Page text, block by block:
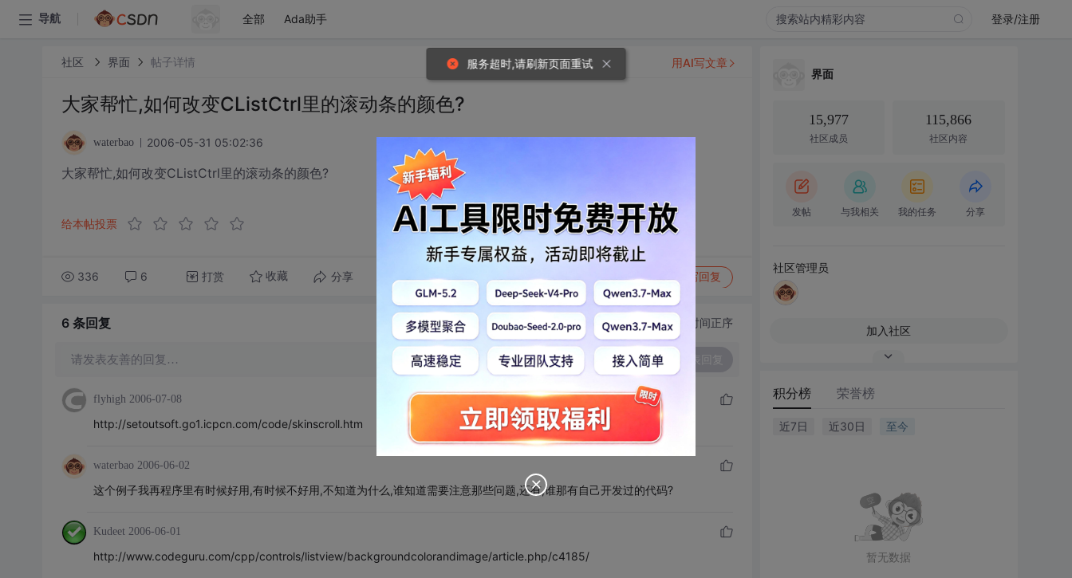
导航 全部 Ada助手 登录/注册
社区 界面 帖子详情
大家帮忙,如何改变CListCtrl里的滚动条的颜色?
waterbao 2006-05-31 05:02:36
大家帮忙,如何改变CListCtrl里的滚动条的颜色?
给本帖投票
336 6 打赏 收藏 分享 转发到动态 写回复
用AI写文章
6 条回复 切换为时间正序
请发表友善的回复…
flyhigh 2006-07-08
http://setoutsoft.go1.icpcn.com/code/skinscroll.htm
waterbao 2006-06-02
这个例子我再程序里有时候好用,有时候不好用,不知道为什么,谁知道需要注意那些问题,还有,谁那有自己开发过的代码?
Kudeet 2006-06-01
http://www.codeguru.com/cpp/controls/listview/backgroundcolorandimage/article.php/c4185/
界面
15,977
社区成员
115,866
社区内容
发帖 与我相关 我的任务 分享
社区管理员
加入社区
积分榜 荣誉榜
近7日 近30日 至今
暂无数据
服务超时,请刷新页面重试